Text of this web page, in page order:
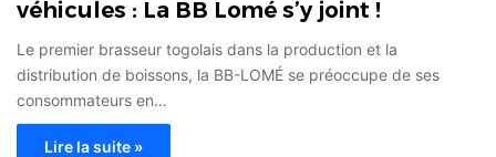
véhicules : La BB Lomé s’y joint !
Le premier brasseur togolais dans la production et la
distribution de boissons, la BB-LOMÉ se préoccupe de ses
consommateurs en…
Lire la suite »